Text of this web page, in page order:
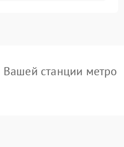
станции метро